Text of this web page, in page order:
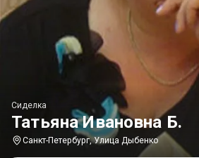
Татьяна Ивановна Б.
Сиделка
Санкт-Петербург, Улица Дыбенко